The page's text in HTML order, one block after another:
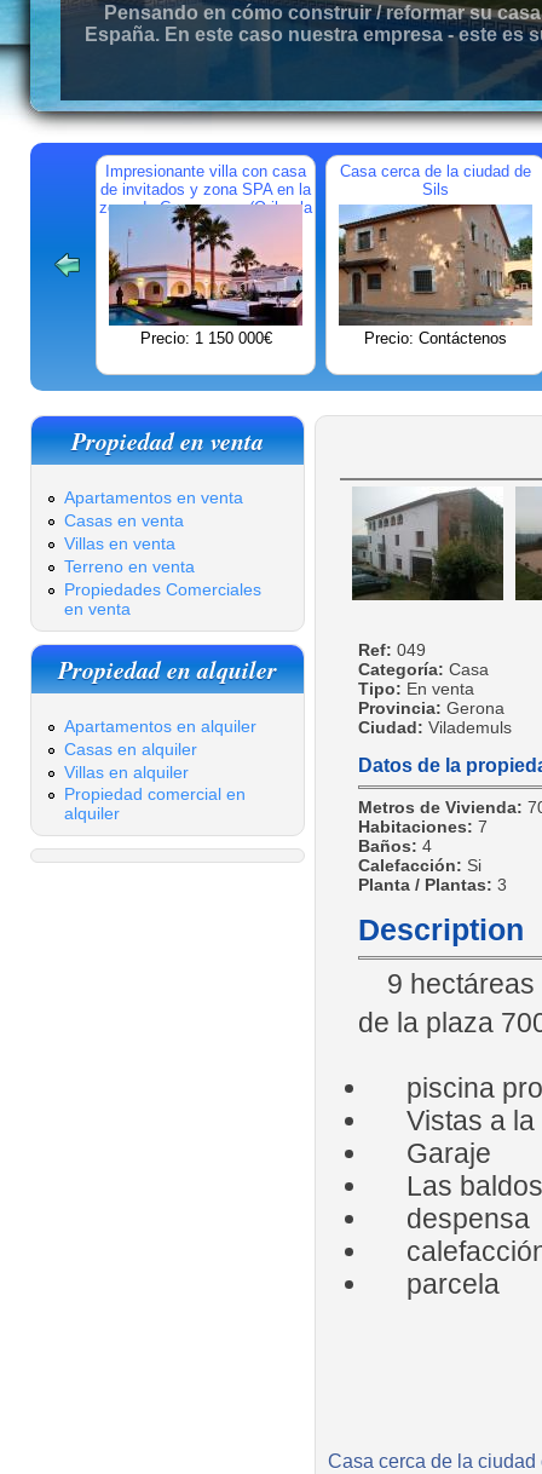
Pensando en cómo construir / reformar su
España. En este caso nuestra empresa - este es
Impresionante villa con casa
de invitados y zona SPA en la
zona de Campoamor (Orihuela
Costa)
Precio: 1 150 000€
Casa cerca de la ciudad de
Sils
Precio: Contáctenos
Propiedad en venta
Apartamentos en venta
Casas en venta
Villas en venta
Terreno en venta
Propiedades Comerciales
en venta
Propiedad en alquiler
Apartamentos en alquiler
Casas en alquiler
Villas en alquiler
Propiedad comercial en
alquiler
Ref: 049
Categoría: Casa
Tipo: En venta
Provincia: Gerona
Ciudad: Vilademuls
Datos de la
Metros de Vivienda:
Habitaciones: 7
Baños: 4
Calefacción: Si
Planta / Plantas: 3
Description
9 hectáreas
de la plaza
piscina
Vistas a la
Garaje
Las
despensa
parcela
Casa cerca de la ciudad